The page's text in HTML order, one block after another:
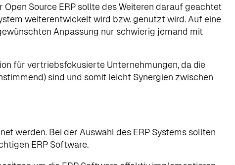
Source ERP sollte des Weiteren darauf geachtet
weiterentwickelt wird bzw. genutzt wird. Auf eine
Anpassung nur schwierig jemand mit
für vertriebsfokusierte Unternehmungen, da die
sind und somit leicht Synergien zwischen
werden. Bei der Auswahl des ERP Systems sollten
ERP Software.